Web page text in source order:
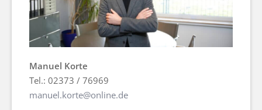
Manuel Korte
Tel.: 02373 / 76969
manuel.korte@online.de